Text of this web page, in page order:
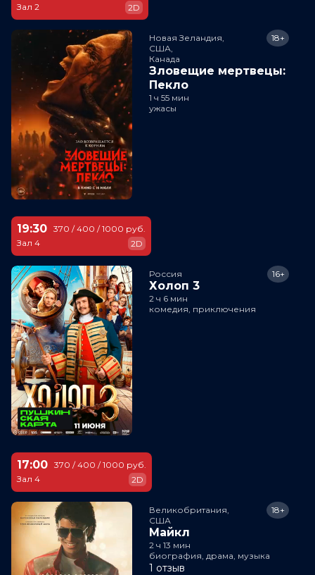
Зал 2
2D
Новая Зеландия,
США,
Канада
Зловещие мертвецы:
Пекло
18+
1 ч 55 мин
ужасы
19:30
Зал 4
370 / 400 / 1000 руб.
2D
Россия
Холоп 3
16+
2 ч 6 мин
комедия, приключения
17:00
Зал 4
370 / 400 / 1000 руб.
2D
Великобритания,
США
Майкл
18+
2 ч 13 мин
биография, драма, музыка
1 отзыв